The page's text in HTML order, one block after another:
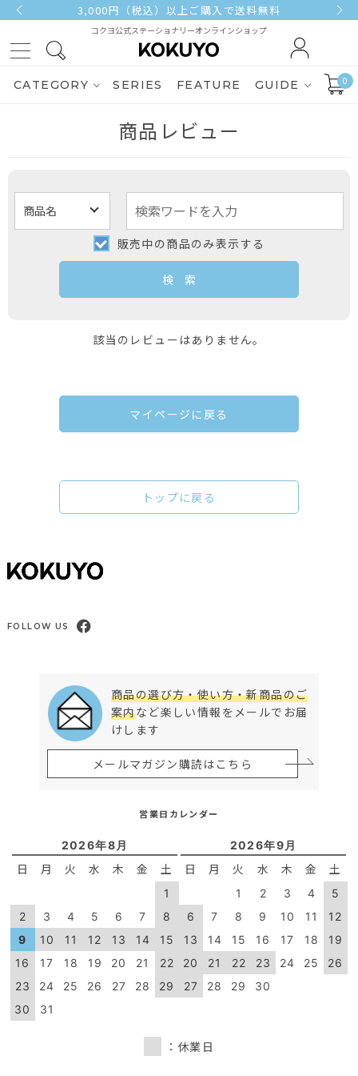
3,000円（税込）以上ご購入で送料無料
コクヨ公式ステーショナリーオンラインショップ
CATEGORY SERIES FEATURE GUIDE 0
商品レビュー
販売中の商品のみ表示する
該当のレビューはありません。
マイページに戻る
トップに戻る
FOLLOW US
商品の選び方・使い方・新商品のご
案内など楽しい情報をメールでお届
けします
メールマガジン購読はこちら
営業日カレンダー
2026年8月
日 月 火 水 木 金 土
1
2
3 4 5 6 7
8
9
10 11 12 13 14
15
16
17 18 19 20 21
22
23
24 25 26 27 28
29
30
31
2026年9月
日 月 火 水 木 金 土
1 2 3 4
5
6
7 8 9 10 11
12
13
14 15 16 17 18
19
20
21 22 23 24 25
26
27
28 29 30
：休業日